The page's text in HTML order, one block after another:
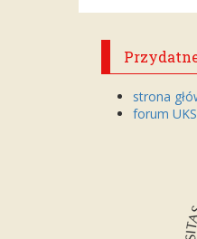
strona
forum